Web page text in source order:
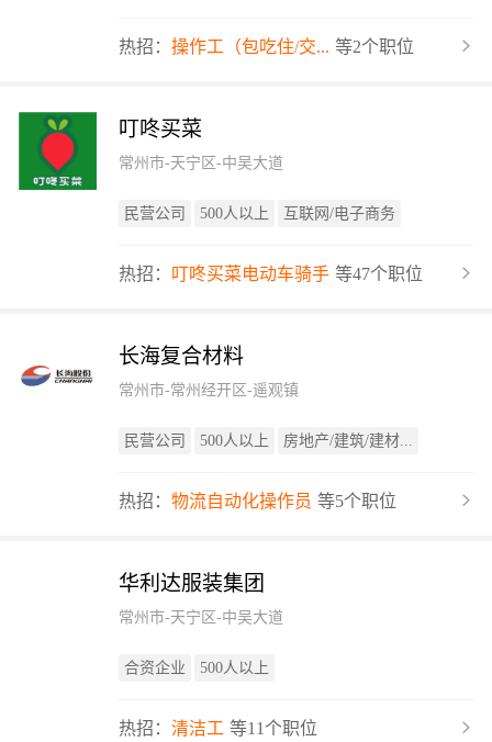
热招： 操作工（包吃住/交... 等2个职位
叮咚买菜
常州市-天宁区-中吴大道
民营公司 500人以上 互联网/电子商务
热招： 叮咚买菜电动车骑手 等47个职位
长海复合材料
常州市-常州经开区-遥观镇
民营公司 500人以上 房地产/建筑/建材...
热招： 物流自动化操作员 等5个职位
华利达服装集团
常州市-天宁区-中吴大道
合资企业 500人以上
热招： 清洁工 等11个职位